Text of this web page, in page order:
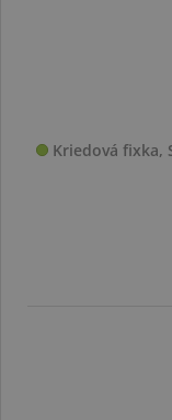
Kriedová fixka,